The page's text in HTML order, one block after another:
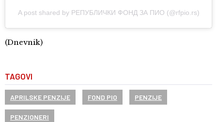
A post shared by РЕПУБЛИЧКИ ФОНД ЗА ПИО (@rfpio.rs)
(Dnevnik)
TAGOVI
APRILSKE PENZIJE FOND PIO PENZIJE
PENZIONERI